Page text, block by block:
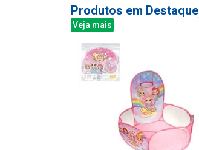
Produtos em Destaque
Veja mais